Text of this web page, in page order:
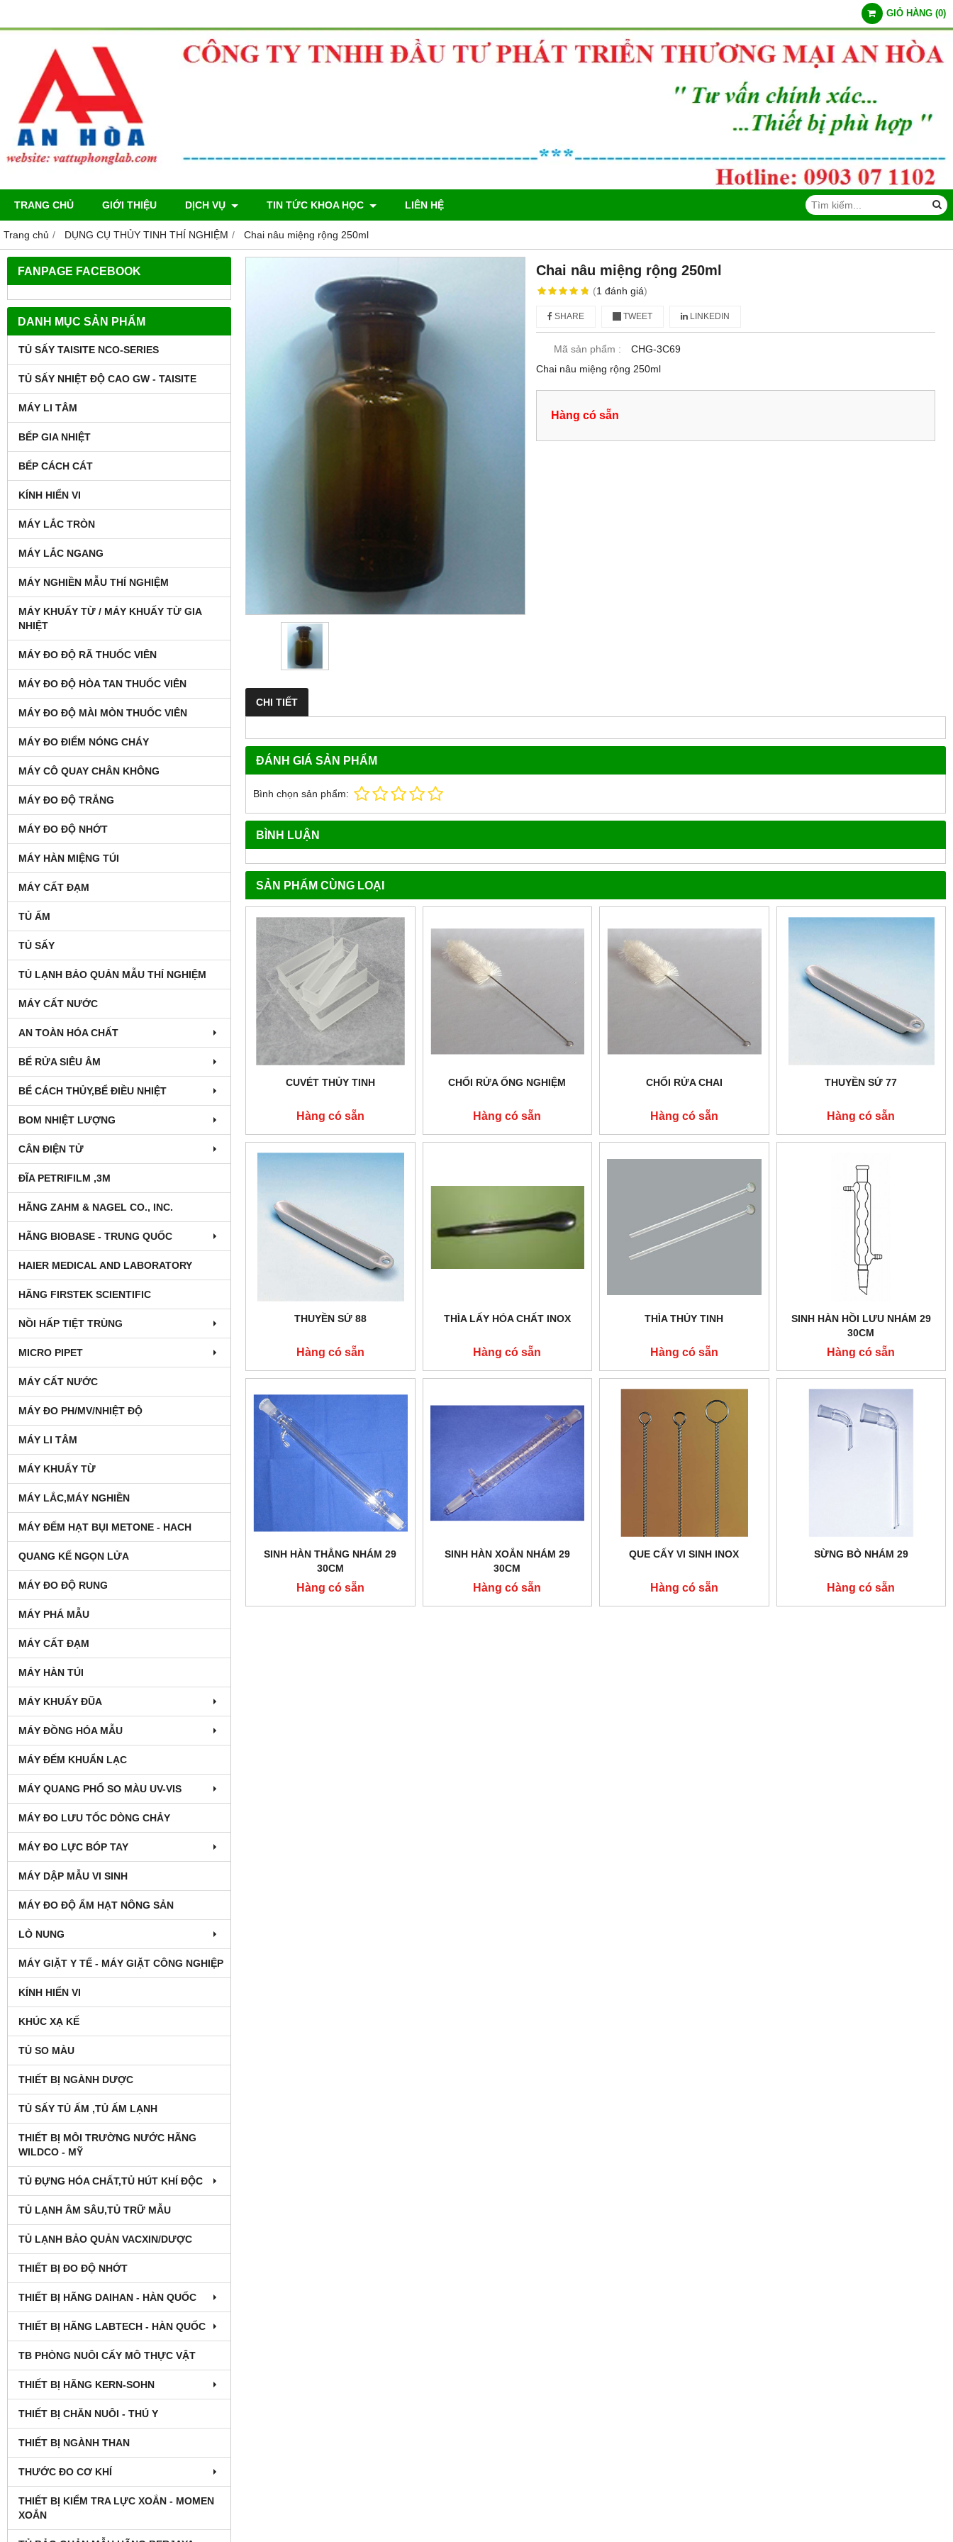
GIỎ HÀNG (0)
TRANG CHỦ GIỚI THIỆU DỊCH VỤ TIN TỨC KHOA HỌC LIÊN HỆ
Trang chủ DỤNG CỤ THỦY TINH THÍ NGHIỆM Chai nâu miệng rộng 250ml
FANPAGE FACEBOOK
DANH MỤC SẢN PHẨM
TỦ SẤY TAISITE NCO-SERIES
TỦ SẤY NHIỆT ĐỘ CAO GW - TAISITE
MÁY LI TÂM
BẾP GIA NHIỆT
BẾP CÁCH CÁT
KÍNH HIỂN VI
MÁY LẮC TRÒN
MÁY LẮC NGANG
MÁY NGHIỀN MẪU THÍ NGHIỆM
MÁY KHUẤY TỪ / MÁY KHUẤY TỪ GIA
NHIỆT
MÁY ĐO ĐỘ RÃ THUỐC VIÊN
MÁY ĐO ĐỘ HÒA TAN THUỐC VIÊN
MÁY ĐO ĐỘ MÀI MÒN THUỐC VIÊN
MÁY ĐO ĐIỂM NÓNG CHÁY
MÁY CÔ QUAY CHÂN KHÔNG
MÁY ĐO ĐỘ TRẮNG
MÁY ĐO ĐỘ NHỚT
MÁY HÀN MIỆNG TÚI
MÁY CẤT ĐẠM
TỦ ẤM
TỦ SẤY
TỦ LẠNH BẢO QUẢN MẪU THÍ NGHIỆM
MÁY CẤT NƯỚC
AN TOÀN HÓA CHẤT
BỂ RỬA SIÊU ÂM
BỂ CÁCH THỦY,BỂ ĐIỀU NHIỆT
BOM NHIỆT LƯỢNG
CÂN ĐIỆN TỬ
ĐĨA PETRIFILM ,3M
HÃNG ZAHM & NAGEL CO., INC.
HÃNG BIOBASE - TRUNG QUỐC
HAIER MEDICAL AND LABORATORY
HÃNG FIRSTEK SCIENTIFIC
NỒI HẤP TIỆT TRÙNG
MICRO PIPET
MÁY CẤT NƯỚC
MÁY ĐO PH/MV/NHIỆT ĐỘ
MÁY LI TÂM
MÁY KHUẤY TỪ
MÁY LẮC,MÁY NGHIỀN
MÁY ĐẾM HẠT BỤI METONE - HACH
QUANG KẾ NGỌN LỬA
MÁY ĐO ĐỘ RUNG
MÁY PHÁ MẪU
MÁY CẤT ĐẠM
MÁY HÀN TÚI
MÁY KHUẤY ĐŨA
MÁY ĐỒNG HÓA MẪU
MÁY ĐẾM KHUẨN LẠC
MÁY QUANG PHỔ SO MÀU UV-VIS
MÁY ĐO LƯU TỐC DÒNG CHẢY
MÁY ĐO LỰC BÓP TAY
MÁY DẬP MẪU VI SINH
MÁY ĐO ĐỘ ẨM HẠT NÔNG SẢN
LÒ NUNG
MÁY GIẶT Y TẾ - MÁY GIẶT CÔNG NGHIỆP
KÍNH HIỂN VI
KHÚC XẠ KẾ
TỦ SO MÀU
THIẾT BỊ NGÀNH DƯỢC
TỦ SẤY TỦ ẤM ,TỦ ẤM LẠNH
THIẾT BỊ MÔI TRƯỜNG NƯỚC HÃNG
WILDCO - MỸ
TỦ ĐỰNG HÓA CHẤT,TỦ HÚT KHÍ ĐỘC
TỦ LẠNH ÂM SÂU,TỦ TRỮ MẪU
TỦ LẠNH BẢO QUẢN VACXIN/DƯỢC
THIẾT BỊ ĐO ĐỘ NHỚT
THIẾT BỊ HÃNG DAIHAN - HÀN QUỐC
THIẾT BỊ HÃNG LABTECH - HÀN QUỐC
TB PHÒNG NUÔI CẤY MÔ THỰC VẬT
THIẾT BỊ HÃNG KERN-SOHN
THIẾT BỊ CHĂN NUÔI - THÚ Y
THIẾT BỊ NGÀNH THAN
THƯỚC ĐO CƠ KHÍ
THIẾT BỊ KIỂM TRA LỰC XOẮN - MOMEN
XOẮN
Chai nâu miệng rộng 250ml
(1đánh giá)
SHARE TWEET LINKEDIN
Mã sản phẩm :
CHG-3C69
Chai nâu miệng rộng 250ml
Hàng có sẵn
CHI TIẾT
ĐÁNH GIÁ SẢN PHẨM
Bình chọn sản phẩm:
BÌNH LUẬN
SẢN PHẨM CÙNG LOẠI
CUVÉT THỦY TINH
Hàng có sẵn
CHỔI RỬA ỐNG NGHIỆM
Hàng có sẵn
CHỔI RỬA CHAI
Hàng có sẵn
THUYỀN SỨ 77
Hàng có sẵn
THUYỀN SỨ 88
Hàng có sẵn
THÌA LẤY HÓA CHẤT INOX
Hàng có sẵn
THÌA THỦY TINH
Hàng có sẵn
SINH HÀN HỒI LƯU NHÁM 29
30CM
Hàng có sẵn
SINH HÀN THẲNG NHÁM 29
30CM
Hàng có sẵn
SINH HÀN XOẮN NHÁM 29
30CM
Hàng có sẵn
QUE CẤY VI SINH INOX
Hàng có sẵn
SỪNG BÒ NHÁM 29
Hàng có sẵn